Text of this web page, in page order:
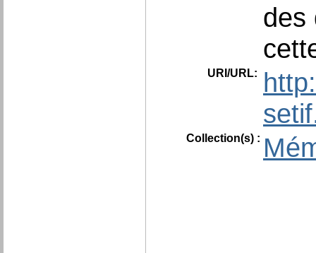
des
URI/URL:
Collection(s) :